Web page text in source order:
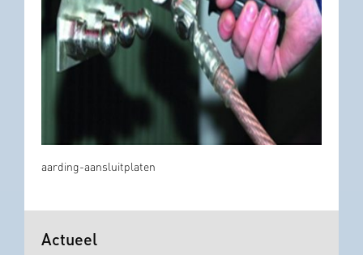
aarding-aansluitplaten
Actueel